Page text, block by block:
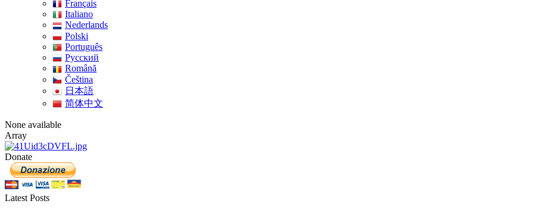
Français
Italiano
Nederlands
Polski
Português
Pусский
Română
Čeština
日本語
简体中文
None available
Array
Donate
Latest Posts